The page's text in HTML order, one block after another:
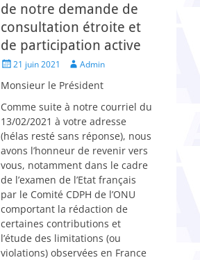
de notre demande de
consultation étroite et
de participation active
Posted21 juin 2021 Author
Admin
Monsieur le Président
Comme suite à notre courriel du
13/02/2021 à votre adresse
(hélas resté sans réponse), nous
avons l’honneur de revenir vers
vous, notamment dans le cadre
de l’examen de l’Etat français
par le Comité CDPH de l’ONU
comportant la rédaction de
certaines contributions et
l’étude des limitations (ou
violations) observées en France